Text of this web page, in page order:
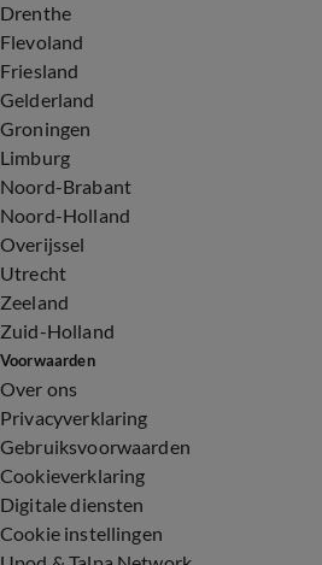
Drenthe
Flevoland
Friesland
Gelderland
Groningen
Limburg
Noord-Brabant
Noord-Holland
Overijssel
Utrecht
Zeeland
Zuid-Holland
Voorwaarden
Over ons
Privacyverklaring
Gebruiksvoorwaarden
Cookieverklaring
Digitale diensten
Cookie instellingen